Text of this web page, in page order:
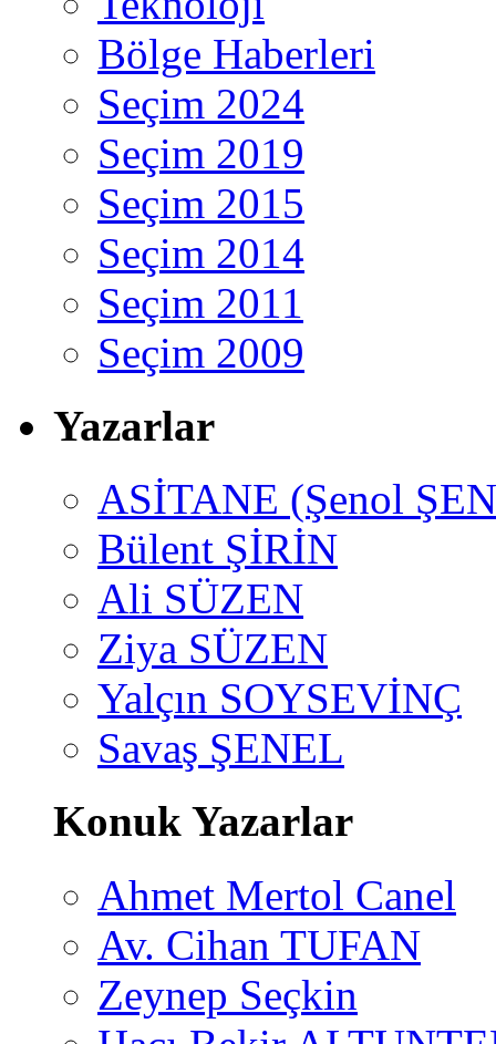
Bölge Haberleri
Seçim 2024
Seçim 2019
Seçim 2015
Seçim 2014
Seçim 2011
Seçim 2009
Yazarlar
ASİTANE (Şenol
Bülent ŞİRİN
Ali SÜZEN
Ziya SÜZEN
Yalçın SOYSEVİNÇ
Savaş ŞENEL
Konuk Yazarlar
Ahmet Mertol Canel
Av. Cihan TUFAN
Zeynep Seçkin